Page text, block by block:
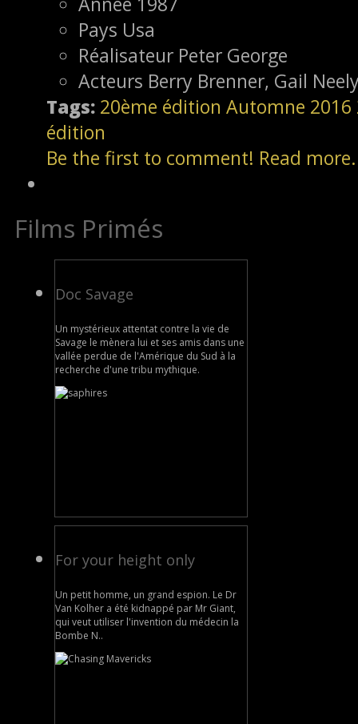
Pays Usa
Réalisateur Peter George
Acteurs Berry Brenner, Gail
Tags: 20ème édition Automne 2016
édition
Be the first to comment! Read
Films Primés
Doc Savage
Un mystérieux attentat contre la vie de
Savage le mènera lui et ses amis dans une
vallée perdue de l'Amérique du Sud à la
recherche d'une tribu mythique.
For your height only
Un petit homme, un grand espion. Le Dr
Van Kolher a été kidnappé par Mr Giant,
qui veut utiliser l'invention du médecin la
Bombe N..